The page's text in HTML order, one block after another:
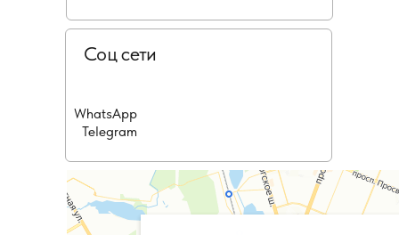
Соц сети
WhatsApp
Telegram